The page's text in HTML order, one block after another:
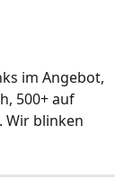
im Angebot,
500+ auf
Wir blinken